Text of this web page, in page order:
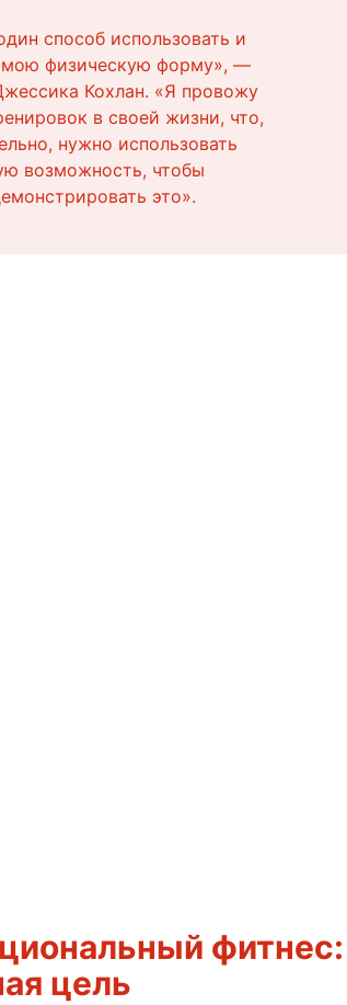
способ использовать и
мою физическую форму», —
Кохлан. «Я провожу
в своей жизни, что,
нужно использовать
возможность, чтобы
это».
фитнес:
цель